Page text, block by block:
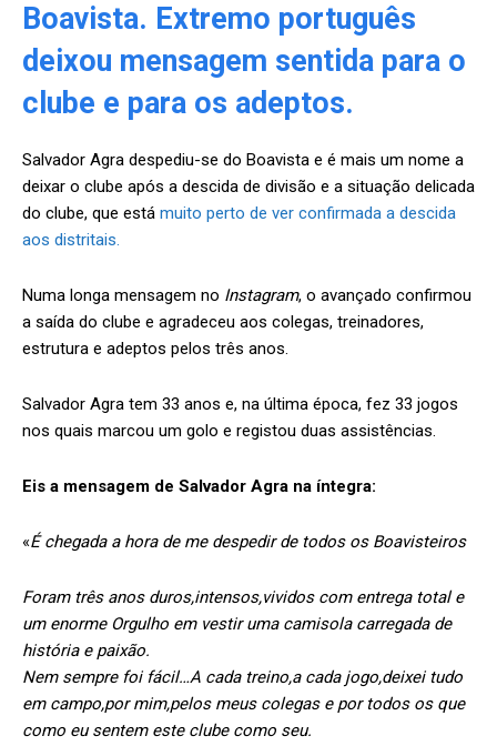
Boavista. Extremo português
deixou mensagem sentida para o
clube e para os adeptos.
Salvador Agra despediu-se do Boavista e é mais um nome a
deixar o clube após a descida de divisão e a situação delicada
do clube, que está muito perto de ver confirmada a descida
aos distritais.
Numa longa mensagem no Instagram, o avançado confirmou
a saída do clube e agradeceu aos colegas, treinadores,
estrutura e adeptos pelos três anos.
Salvador Agra tem 33 anos e, na última época, fez 33 jogos
nos quais marcou um golo e registou duas assistências.
Eis a mensagem de Salvador Agra na íntegra:
«É chegada a hora de me despedir de todos os Boavisteiros
Foram três anos duros,intensos,vividos com entrega total e
um enorme Orgulho em vestir uma camisola carregada de
história e paixão.
Nem sempre foi fácil…A cada treino,a cada jogo,deixei tudo
em campo,por mim,pelos meus colegas e por todos os que
como eu sentem este clube como seu.